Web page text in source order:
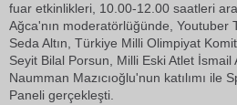
fuar etkinlikleri, 10.00-12.00 saatleri
Ağca'nın moderatörlüğünde, Youtuber
Seda Altın, Türkiye Milli Olimpiyat
Seyit Bilal Porsun, Milli Eski Atlet
Naumman Mazıcıoğlu'nun katılımı ile
Paneli gerçekleşti.